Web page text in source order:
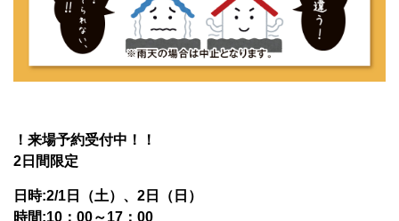
！来場予約受付中！！
2日間限定
日時:2/1日（土）、2日（日）
時間:10：00～17：00